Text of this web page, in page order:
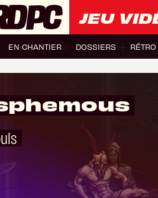
JEU
EN CHANTIER DOSSIERS RÉTRO